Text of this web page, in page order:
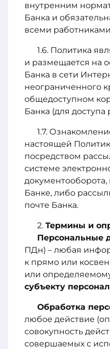
внутренним
Банка и
всеми
Политика
и размещается на
Банка в сети
неограниченного
общедоступном
Банка (для доступа
настоящей
посредством
системе
документооборота,
Банке, либо
почте Банка.
Термины и
Персональные
ПДн) – любая
к прямо или
или
субъекту
Обработка
любое действие
совокупность
совершаемых с